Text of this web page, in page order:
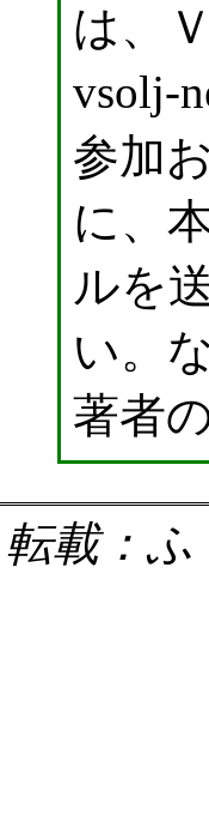
は、
vsolj-
参加
に、
ルを
い。
著者
転載：